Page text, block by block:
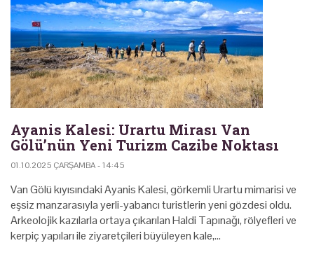
Ayanis Kalesi: Urartu Mirası Van
Gölü’nün Yeni Turizm Cazibe Noktası
01.10.2025 ÇARŞAMBA - 14:45
Van Gölü kıyısındaki Ayanis Kalesi, görkemli Urartu mimarisi ve
eşsiz manzarasıyla yerli-yabancı turistlerin yeni gözdesi oldu.
Arkeolojik kazılarla ortaya çıkarılan Haldi Tapınağı, rölyefleri ve
kerpiç yapıları ile ziyaretçileri büyüleyen kale,…